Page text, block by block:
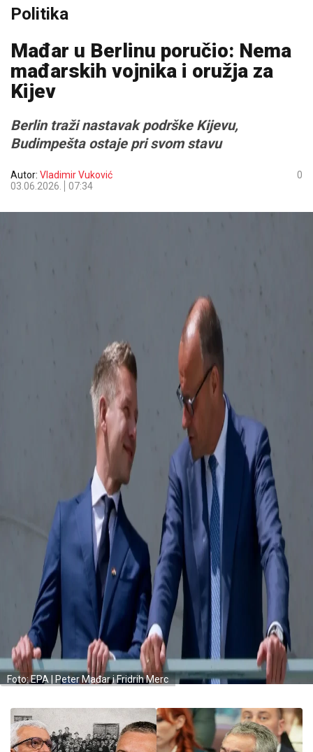
Politika
Mađar u Berlinu poručio: Nema
mađarskih vojnika i oružja za
Kijev
Berlin traži nastavak podrške Kijevu,
Budimpešta ostaje pri svom stavu
Autor: Vladimir Vuković
03.06.2026.
07:34
0
Foto: EPA | Peter Mađar i Fridrih Merc